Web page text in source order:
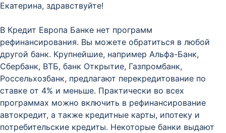
Екатерина, здравствуйте!
В Кредит Европа Банке нет программ
рефинансирования. Вы можете обратиться в любой
другой банк. Крупнейшие, например Альфа-Банк,
Сбербанк, ВТБ, банк Открытие, Газпромбанк,
Россельхозбанк, предлагают перекредитование по
ставке от 4% и меньше. Практически во всех
программах можно включить в рефинансирование
автокредит, а также кредитные карты, ипотеку и
потребительские кредиты. Некоторые банки выдают